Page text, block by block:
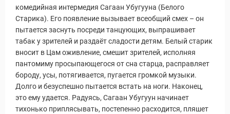
комедийная интермедия Сагаан Убугууна (Белого
Старика). Его появление вызывает всеобщий смех – он
пытается заснуть посреди танцующих, выпрашивает
табак у зрителей и раздаёт сладости детям. Белый старик
вносит в Цам оживление, смешит зрителей, исполняя
пантомиму просыпающегося от сна старца, расправляет
бороду, усы, потягивается, пугается громкой музыки.
Долго и безуспешно пытается встать на ноги. Наконец,
это ему удается. Радуясь, Сагаан Убугуун начинает
тихонько приплясывать, постепенно расходится, пляшет